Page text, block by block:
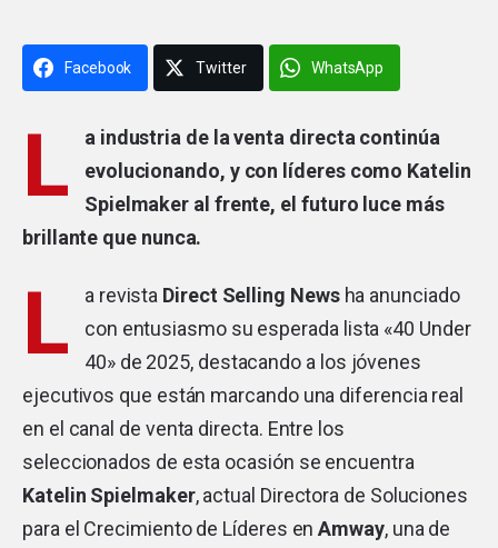
Facebook Twitter WhatsApp
L
a industria de la venta directa continúa
evolucionando, y con líderes como Katelin
Spielmaker al frente, el futuro luce más
brillante que nunca.
L a revista Direct Selling Newsha anunciado
con entusiasmo su esperada lista «40 Under
40» de 2025, destacando a los jóvenes
ejecutivos que están marcando una diferencia real
en el canal de venta directa. Entre los
seleccionados de esta ocasión se encuentra
Katelin Spielmaker, actual Directora de Soluciones
para el Crecimiento de Líderes enAmway, una de